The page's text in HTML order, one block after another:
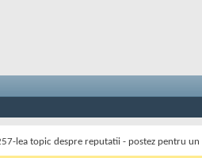
lea topic despre reputatii - postez pentru un